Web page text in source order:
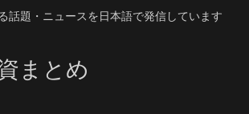
話題・ニュースを日本語で発信しています
まとめ